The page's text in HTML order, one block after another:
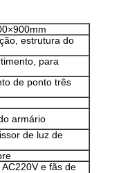
estrutura do
para
de ponto três
armário
de luz de
e fãs de